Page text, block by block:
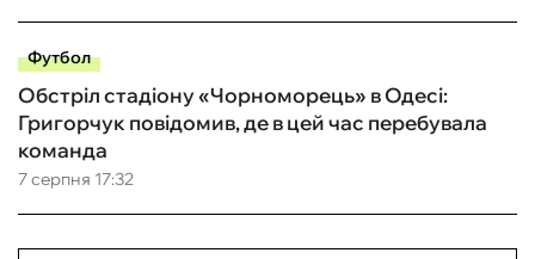
Футбол
7 серпня 17:32
Обстріл стадіону «Чорноморець» в Одесі:
Григорчук повідомив, де в цей час перебувала
команда